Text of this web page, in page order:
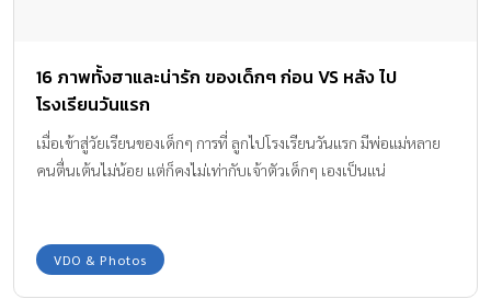
16 ภาพทั้งฮาและน่ารัก ของเด็กๆ ก่อน VS หลัง ไป
โรงเรียนวันแรก
เมื่อเข้าสู่วัยเรียนของเด็กๆ การที่ ลูกไปโรงเรียนวันแรก มีพ่อแม่หลาย
คนตื่นเต้นไม่น้อย แต่ก็คงไม่เท่ากับเจ้าตัวเด็กๆ เองเป็นแน่
VDO & Photos